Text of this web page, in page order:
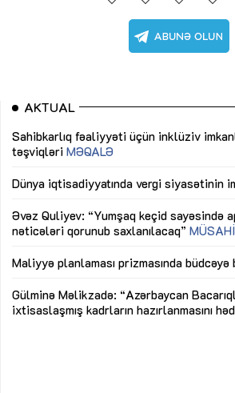
AKTUAL
Sahibkarlıq fəaliyyəti üçün inklüziv
təşviqləri MƏQALƏ
Dünya iqtisadiyyatında vergi siyasətinin
Əvəz Quliyev: “Yumşaq keçid sayəsində
nəticələri qorunub saxlanılacaq”
Maliyyə planlaması prizmasında büdcəyə
Gülminə Məlikzadə: “Azərbaycan
ixtisaslaşmış kadrların hazırlanmasını